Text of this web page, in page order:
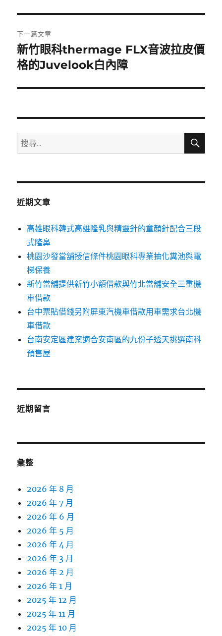
覽
文
章:
下一篇文章
下
一
文
新竹眼科thermage FLX音波拉皮價
格的Juvelook白內障
搜
尋
鍵
搜
近期文章
高雄眼科韓式高雄隆乳與精靈針的童顏針配合三段
式隆鼻
桃園沙發當舖授信條件桃園眼科專業抽化糞池與電
梯保養
新竹當舖提供新竹小額借款與竹北當舖安全三重機
車借款
台中票貼借錢另附屏東汽機車借款用車需求台北機
車借款
台南安定區建案適合安南區的九份子透天挑選南科
預售屋
近期留言
彙整
2026 年 8 月
2026 年 7 月
2026 年 6 月
2026 年 5 月
2026 年 4 月
2026 年 3 月
2026 年 2 月
2026 年 1 月
2025 年 12 月
2025 年 11 月
2025 年 10 月